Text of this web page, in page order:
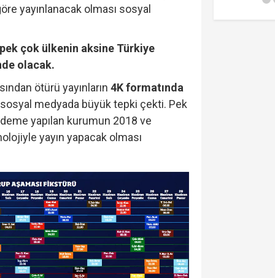
yayınlanacak olması sosyal
çok ülkenin aksine Türkiye
olacak.
ötürü yayınların4K formatında
medyada büyük tepki çekti. Pek
yapılan kurumun 2018 ve
yayın yapacak olması